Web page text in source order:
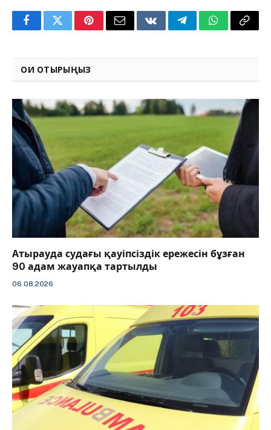
FacebookTwitterPinterestEmail VKontakteTelegramWhatsApp
Copy
ОҚИ ОТЫРЫҢЫЗ
Атырауда судағы қауіпсіздік ережесін бұзған
90 адам жауапқа тартылды
06.08.2026